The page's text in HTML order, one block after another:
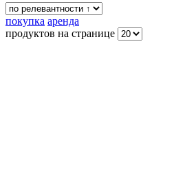
покупка аренда
продуктов на странице